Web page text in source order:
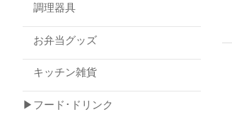
調理器具
お弁当グッズ
キッチン雑貨
▶フード･ドリンク